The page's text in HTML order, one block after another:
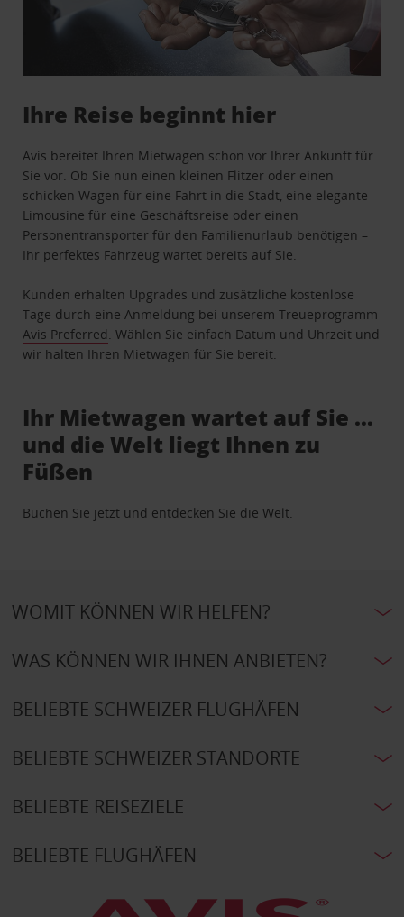
Ihre Reise beginnt hier
Avis bereitet Ihren Mietwagen schon vor Ihrer Ankunft für
Sie vor. Ob Sie nun einen kleinen Flitzer oder einen
schicken Wagen für eine Fahrt in die Stadt, eine elegante
Limousine für eine Geschäftsreise oder einen
Personentransporter für den Familienurlaub benötigen –
Ihr perfektes Fahrzeug wartet bereits auf Sie.
Kunden erhalten Upgrades und zusätzliche kostenlose
Tage durch eine Anmeldung bei unserem Treueprogramm
Avis Preferred . Wählen Sie einfach Datum und Uhrzeit und
wir halten Ihren Mietwagen für Sie bereit.
Ihr Mietwagen wartet auf Sie …
und die Welt liegt Ihnen zu
Füßen
Buchen Sie jetzt und entdecken Sie die Welt.
WOMIT KÖNNEN WIR HELFEN?
WAS KÖNNEN WIR IHNEN ANBIETEN?
BELIEBTE SCHWEIZER FLUGHÄFEN
BELIEBTE SCHWEIZER STANDORTE
BELIEBTE REISEZIELE
BELIEBTE FLUGHÄFEN